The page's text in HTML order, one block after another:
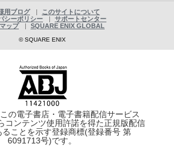
用ブログ
このサイトについて
シーポリシー
サポートセンター
ップ
SQUARE ENIX GLOBAL
© SQUARE ENIX
の電子書店・電子書籍配信サービス
コンテンツ使用許諾を得た正規版配信
ることを示す登録商標(登録番号 第
6091713号)です。